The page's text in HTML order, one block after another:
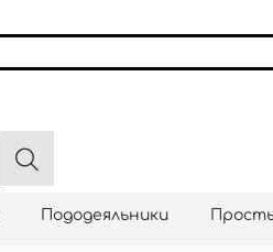
Пододеяльники